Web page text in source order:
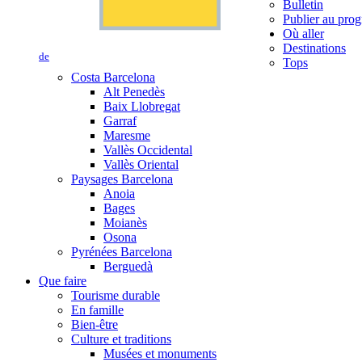
de
Bulletin
Publier au
Où aller
Destinations
Tops
Costa Barcelona
Alt Penedès
Baix Llobregat
Garraf
Maresme
Vallès Occidental
Vallès Oriental
Paysages Barcelona
Anoia
Bages
Moianès
Osona
Pyrénées Barcelona
Berguedà
Que faire
Tourisme durable
En famille
Bien-être
Culture et traditions
Musées et monuments